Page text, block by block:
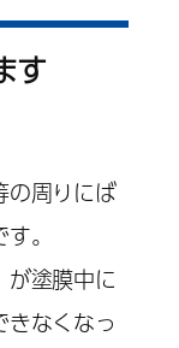
す
の周りにば
。
が塗膜中に
なくなっ